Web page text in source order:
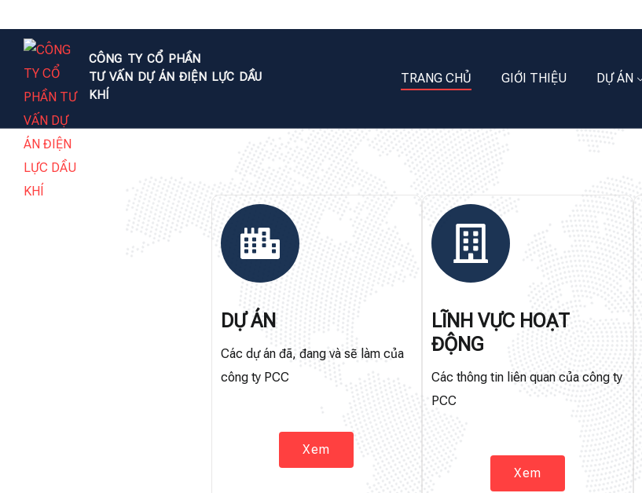
CÔNG TY CỔ PHẦN
TƯ VẤN DỰ ÁN ĐIỆN LỰC DẦU
KHÍ
TRANG CHỦ GIỚI THIỆU DỰ ÁN
DỰ ÁN
Các dự án đã, đang và sẽ làm của
công ty PCC
Xem
LĨNH VỰC HOẠT
ĐỘNG
Các thông tin liên quan của công ty
PCC
Xem